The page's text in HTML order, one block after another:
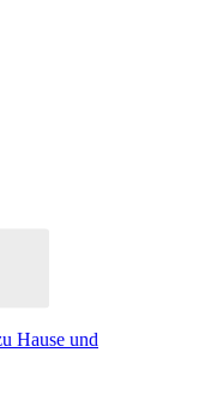
Hause und